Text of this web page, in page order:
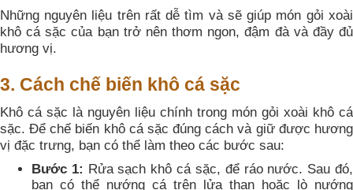
Những nguyên liệu trên rất dễ tìm và sẽ giúp món gỏi xoài
khô cá sặc của bạn trở nên thơm ngon, đậm đà và đầy đủ
hương vị.
3. Cách chế biến khô cá sặc
Khô cá sặc là nguyên liệu chính trong món gỏi xoài khô cá
sặc. Để chế biến khô cá sặc đúng cách và giữ được hương
vị đặc trưng, bạn có thể làm theo các bước sau:
Bước 1: Rửa sạch khô cá sặc, để ráo nước. Sau đó,
bạn có thể nướng cá trên lửa than hoặc lò nướng